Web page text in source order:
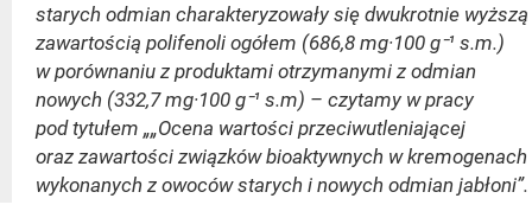
starych odmian charakteryzowały się dwukrotnie wyższą
zawartością polifenoli ogółem (686,8 mg·100 g⁻¹ s.m.)
w porównaniu z produktami otrzymanymi z odmian
nowych (332,7 mg·100 g⁻¹ s.m) – czytamy w pracy
pod tytułem „„Ocena wartości przeciwutleniającej
oraz zawartości związków bioaktywnych w kremogenach
wykonanych z owoców starych i nowych odmian jabłoni”.